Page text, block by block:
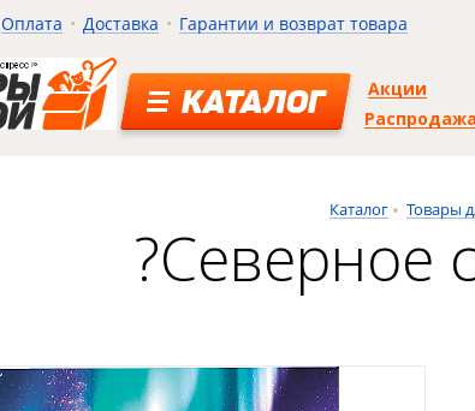
Оплата Доставка Гарантии и возврат товара
КАТАЛОГ
Акции
Распродажа
Каталог Товары
?Северное